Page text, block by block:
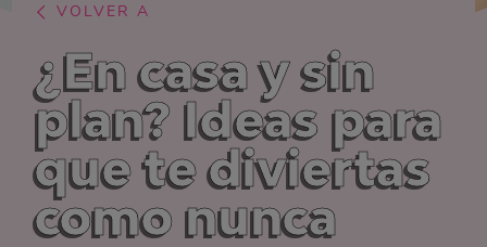
VOLVER A
¿En casa y sin
plan? Ideas para
que te diviertas
como nunca